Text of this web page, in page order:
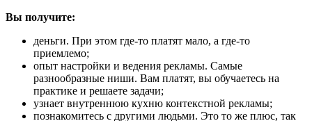
Вы получите:
деньги. При этом где-то платят мало, а где-то
приемлемо;
опыт настройки и ведения рекламы. Самые
разнообразные ниши. Вам платят, вы обучаетесь на
практике и решаете задачи;
узнает внутреннюю кухню контекстной рекламы;
познакомитесь с другими людьми. Это то же плюс, так